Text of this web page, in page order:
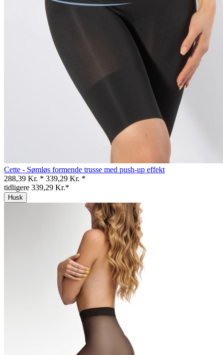
Cette - Sømløs formende trusse med push-up effekt
288,39 Kr. * 339,29 Kr. *
tidligere 339,29 Kr.*
Husk